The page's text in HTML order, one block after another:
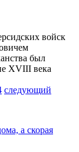
войск
был
XVIII века
следующий
а скорая